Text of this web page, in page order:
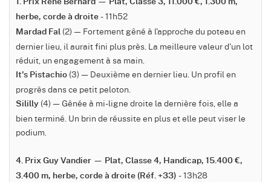
1. Prix René Bernard — Plat, Classe 3, 11.000 €, 1.300 m,
herbe, corde à droite - 11h52
Mardad Fal (2) — Fortement gêné à l'approche du poteau en
dernier lieu, il aurait fini plus près. La meilleure valeur d'un lot
réduit, un engagement à sa main.
It's Pistachio (3) — Deuxième en dernier lieu. Un profil en
progrès dans ce petit peloton.
Sililly (4) — Gênée à mi-ligne droite la dernière fois, elle a
bien terminé. Un brin de réussite en plus et elle peut viser le
podium.
4. Prix Guy Vandier — Plat, Classe 4, Handicap, 15.400 €,
3.400 m, herbe, corde à droite (Réf. +33) - 13h28